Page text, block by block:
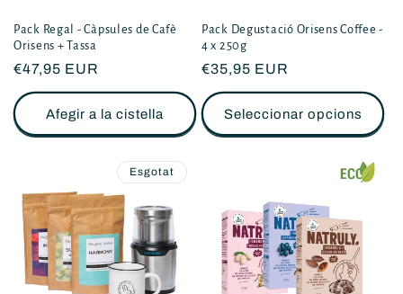
Pack Regal - Càpsules de Cafè
Orisens + Tassa
Preu
habitual
€47,95 EUR
Afegir a la cistella
Pack Degustació Orisens Coffee -
4 x 250g
Preu
habitual
€35,95 EUR
Seleccionar opcions
Esgotat